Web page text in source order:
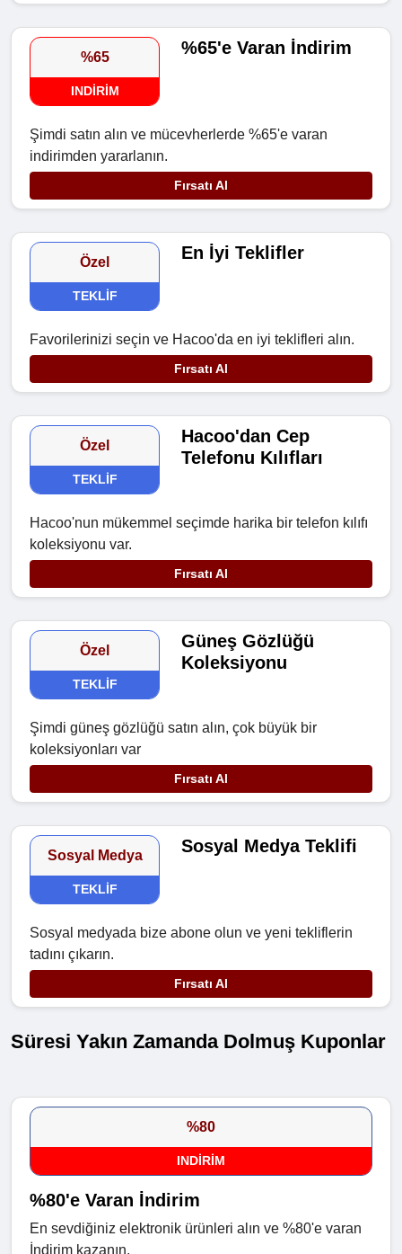
%65
INDIRIM
%65'e Varan İndirim
Şimdi satın alın ve mücevherlerde %65'e varan
indirimden yararlanın.
Fırsatı Al
Özel
TEKLIF
En İyi Teklifler
Favorilerinizi seçin ve Hacoo'da en iyi teklifleri alın.
Fırsatı Al
Özel
TEKLIF
Hacoo'dan Cep
Telefonu Kılıfları
Hacoo'nun mükemmel seçimde harika bir telefon kılıfı
koleksiyonu var.
Fırsatı Al
Özel
TEKLIF
Güneş Gözlüğü
Koleksiyonu
Şimdi güneş gözlüğü satın alın, çok büyük bir
koleksiyonları var
Fırsatı Al
Sosyal Medya
TEKLIF
Sosyal Medya Teklifi
Sosyal medyada bize abone olun ve yeni tekliflerin
tadını çıkarın.
Fırsatı Al
Süresi Yakın Zamanda Dolmuş Kuponlar
%80
INDIRIM
%80'e Varan İndirim
En sevdiğiniz elektronik ürünleri alın ve %80'e varan
İndirim kazanın.